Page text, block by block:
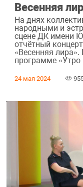
Весенняя
На днях
народными и
сцене ДК имени
отчётный
«Весенняя
программе «Утро
24 мая 2024